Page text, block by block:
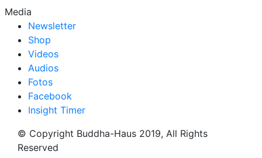
Media
Newsletter
Shop
Videos
Audios
Fotos
Facebook
Insight Timer
© Copyright Buddha-Haus 2019, All Rights
Reserved